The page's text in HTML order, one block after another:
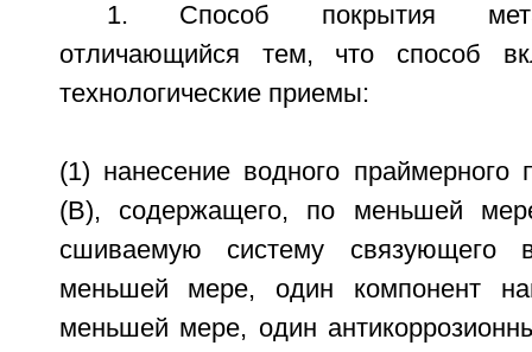
1. Способ покрытия
отличающийся тем, что способ
технологические приемы:
(1) нанесение водного праймерного
(В), содержащего, по меньшей
сшиваемую систему
меньшей мере, один компонент
меньшей мере, один